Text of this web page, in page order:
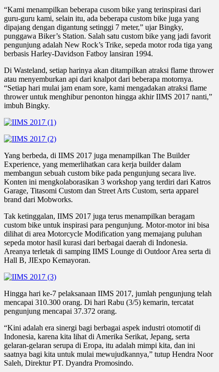
“Kami menampilkan beberapa cusom bike yang terinspirasi dari
guru-guru kami, selain itu, ada beberapa custom bike juga yang
dipajang dengan digantung setinggi 7 meter,” ujar Bingky,
punggawa Biker’s Station. Salah satu custom bike yang jadi favorit
pengunjung adalah New Rock’s Trike, sepeda motor roda tiga yang
berbasis Harley-Davidson Fatboy lansiran 1994.
Di Wasteland, setiap harinya akan ditampilkan atraksi flame thrower
atau menyemburkan api dari knalpot dari beberapa motornya.
“Setiap hari mulai jam enam sore, kami mengadakan atraksi flame
thrower untuk menghibur penonton hingga akhir IIMS 2017 nanti,”
imbuh Bingky.
Yang berbeda, di IIMS 2017 juga menampilkan The Builder
Experience, yang memerlihatkan cara kerja builder dalam
membangun sebuah custom bike pada pengunjung secara live.
Konten ini mengkolaborasikan 3 workshop yang terdiri dari Katros
Garage, Titasomi Custom dan Street Arts Custom, serta apparel
brand dari Mobworks.
Tak ketinggalan, IIMS 2017 juga terus menampilkan beragam
custom bike untuk inspirasi para pengunjung. Motor-motor ini bisa
dilihat di area Motorcycle Modification yang memajang puluhan
sepeda motor hasil kurasi dari berbagai daerah di Indonesia.
Areanya terletak di samping IIMS Lounge di Outdoor Area serta di
Hall B, JIExpo Kemayoran.
Hingga hari ke-7 pelaksanaan IIMS 2017, jumlah pengunjung telah
mencapai 310.300 orang. Di hari Rabu (3/5) kemarin, tercatat
pengunjung mencapai 37.372 orang.
“Kini adalah era sinergi bagi berbagai aspek industri otomotif di
Indonesia, karena kita lihat di Amerika Serikat, Jepang, serta
gelaran-gelaran serupa di Eropa, itu adalah mimpi kita, dan ini
saatnya bagi kita untuk mulai mewujudkannya,” tutup Hendra Noor
Saleh, Direktur PT. Dyandra Promosindo.